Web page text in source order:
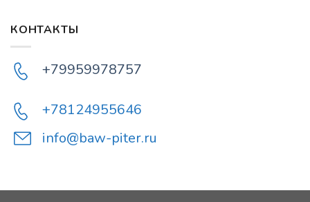
КОНТАКТЫ
+79959978757
+78124955646
info@baw-piter.ru